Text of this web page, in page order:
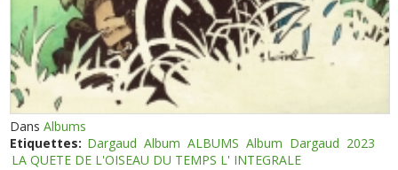
DansAlbums
Etiquettes: Dargaud Album ALBUMS Album Dargaud 2023
LA QUETE DE L'OISEAU DU TEMPS L' INTEGRALE